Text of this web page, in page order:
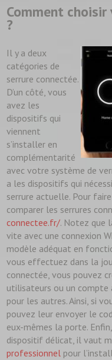
Comment
?
Il y a deux
catégories de
serrure connectée.
D’un côté, vous
avez les
dispositifs qui
viennent
s’installer en
complémentarité
avec votre système de
a les dispositifs qui
serrure actuelle. Pour
comparer les serrures
connectee.fr/. Notez que
vite avec une connexion
modèle adéquat en
vous effectuez dans la
connectée, vous pouvez
utilisateurs ou un
pour les autres. Ainsi, si
pouvez leur envoyer le
eux-mêmes la porte.
dispositif délicat, il vaut
professionnel pour